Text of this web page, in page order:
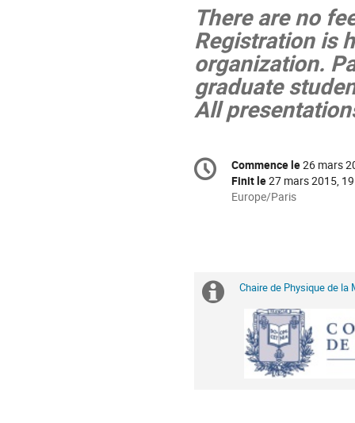
There are no
Registration is
organization.
graduate
All
Information
de
Date/Heure
Commence le26 mars
Finit le27 mars 2015,
Toutes
Europe/Paris
Information
Chaire de Physique de la